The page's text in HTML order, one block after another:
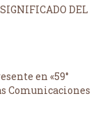
DEL
en «59°
Comunicaciones